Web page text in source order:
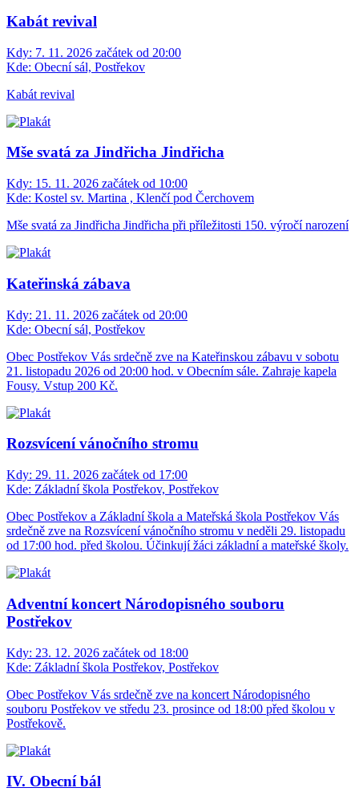
Kabát revival
Kdy: 7. 11. 2026 začátek od 20:00
Kde: Obecní sál, Postřekov
Kabát revival
Mše svatá za Jindřicha Jindřicha
Kdy: 15. 11. 2026 začátek od 10:00
Kde: Kostel sv. Martina , Klenčí pod Čerchovem
Mše svatá za Jindřicha Jindřicha při příležitosti 150. výročí narození
Kateřinská zábava
Kdy: 21. 11. 2026 začátek od 20:00
Kde: Obecní sál, Postřekov
Obec Postřekov Vás srdečně zve na Kateřinskou zábavu v sobotu
21. listopadu 2026 od 20:00 hod. v Obecním sále. Zahraje kapela
Fousy. Vstup 200 Kč.
Rozsvícení vánočního stromu
Kdy: 29. 11. 2026 začátek od 17:00
Kde: Základní škola Postřekov, Postřekov
Obec Postřekov a Základní škola a Mateřská škola Postřekov Vás
srdečně zve na Rozsvícení vánočního stromu v neděli 29. listopadu
od 17:00 hod. před školou. Účinkují žáci základní a mateřské školy.
Adventní koncert Národopisného souboru
Postřekov
Kdy: 23. 12. 2026 začátek od 18:00
Kde: Základní škola Postřekov, Postřekov
Obec Postřekov Vás srdečně zve na koncert Národopisného
souboru Postřekov ve středu 23. prosince od 18:00 před školou v
Postřekově.
IV. Obecní bál